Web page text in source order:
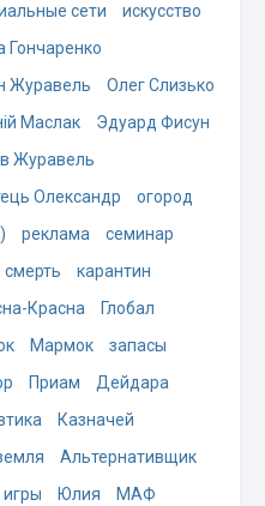
сети
искусство
Гончаренко
Журавель
Олег Слизько
Маслак
Эдуард Фисун
Журавель
Олександр
огород
реклама
семинар
смерть
карантин
Красна
Глобал
Мармок
запасы
Приам
Дейдара
Казначей
Альтернативщик
Юлия
МАФ